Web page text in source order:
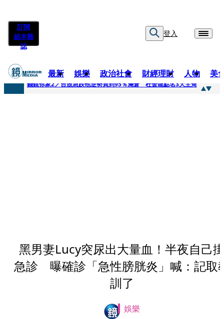
訂閱
紙本雜
誌
登入
最新 娛樂 政治社會 財經理財 人物 美
快訊
錢鏡你家2／台股急跌他逆勢買到95％滿倉 杜金龍點名3大主角
黑男妻Lucy突尿出大量血！半夜自己
急診 曝確診「急性膀胱炎」喊：記取
訓了
娛樂